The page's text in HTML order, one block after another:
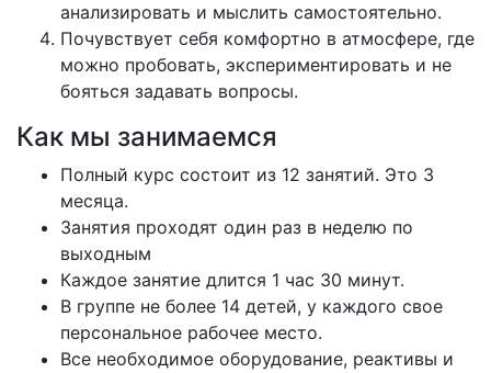
анализировать и мыслить самостоятельно.
Почувствует себя комфортно в атмосфере, где
можно пробовать, экспериментировать и не
бояться задавать вопросы.
Как мы занимаемся
Полный курс состоит из 12 занятий. Это 3
месяца.
Занятия проходят один раз в неделю по
выходным
Каждое занятие длится 1 час 30 минут.
В группе не более 14 детей, у каждого свое
персональное рабочее место.
Все необходимое оборудование, реактивы и